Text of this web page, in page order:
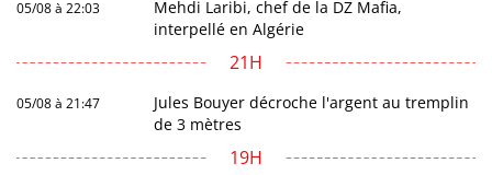
05/08 à 22:03
Mehdi Laribi, chef de la DZ Mafia,
interpellé en Algérie
21H
05/08 à 21:47
Jules Bouyer décroche l'argent au tremplin
de 3 mètres
19H